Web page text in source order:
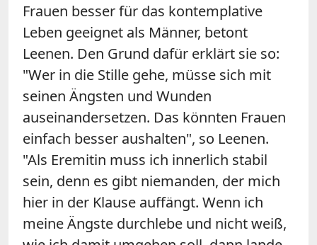
Frauen besser für das kontemplative
Leben geeignet als Männer, betont
Leenen. Den Grund dafür erklärt sie so:
"Wer in die Stille gehe, müsse sich mit
seinen Ängsten und Wunden
auseinandersetzen. Das könnten Frauen
einfach besser aushalten", so Leenen.
"Als Eremitin muss ich innerlich stabil
sein, denn es gibt niemanden, der mich
hier in der Klause auffängt. Wenn ich
meine Ängste durchlebe und nicht weiß,